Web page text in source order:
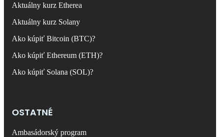
Aktuálny kurz Etherea
Aktuálny kurz Solany
Ako kúpiť Bitcoin (BTC)?
Ako kúpiť Ethereum (ETH)?
Ako kúpiť Solana (SOL)?
OSTATNÉ
Ambasádorský program